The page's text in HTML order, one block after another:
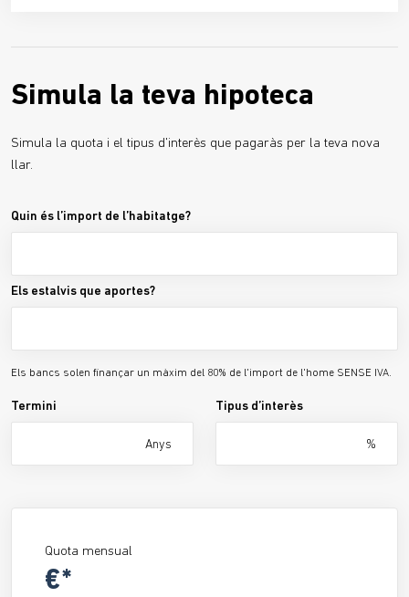
Simula la teva hipoteca
Simula la quota i el tipus d'interès que pagaràs per la teva nova
llar.
Quin és l’import de l’habitatge?
Els estalvis que aportes?
Els bancs solen finançar un màxim del 80% de l'import de l'home SENSE IVA.
Termini
Anys
Tipus d’interès
%
Quota mensual
€*